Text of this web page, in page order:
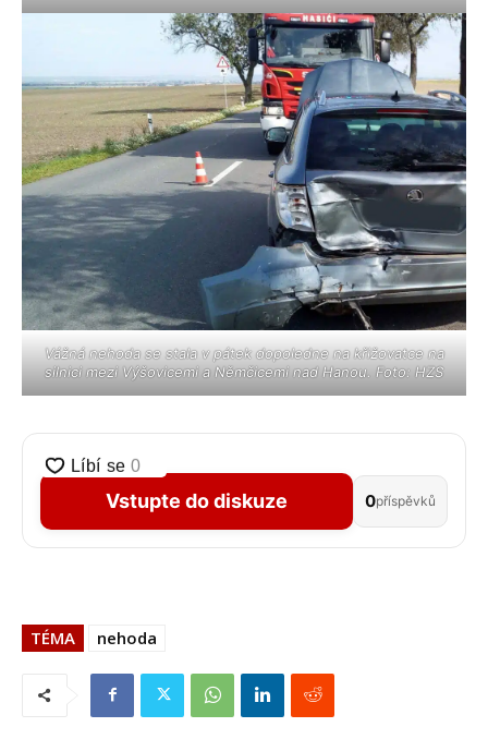
Vážná nehoda se stala v pátek dopoledne na křižovatce na
silnici mezi Výšovicemi a Němčicemi nad Hanou. Foto: HZS
Vstupte do diskuze 0příspěvků
TÉMA nehoda